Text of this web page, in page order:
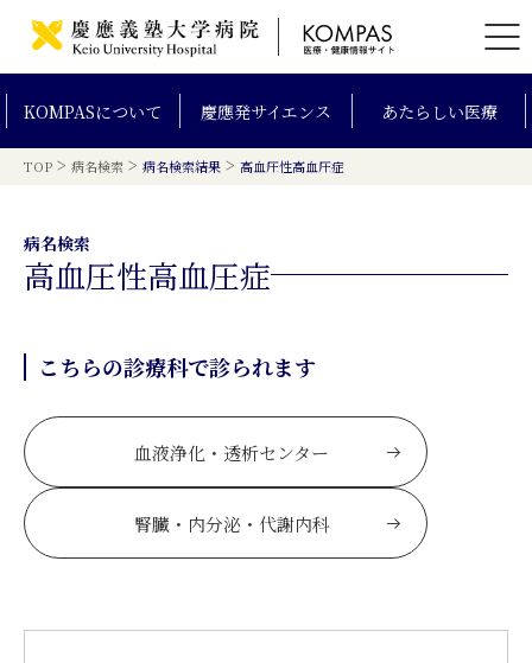
KOMPASについて 慶應発サイエンス あたらしい医療
TOP > 病名検索 > 病名検索結果 > 高血圧性高血圧症
病名検索
高血圧性高血圧症
こちらの診療科で診られます
血液浄化・透析センター
腎臓・内分泌・代謝内科